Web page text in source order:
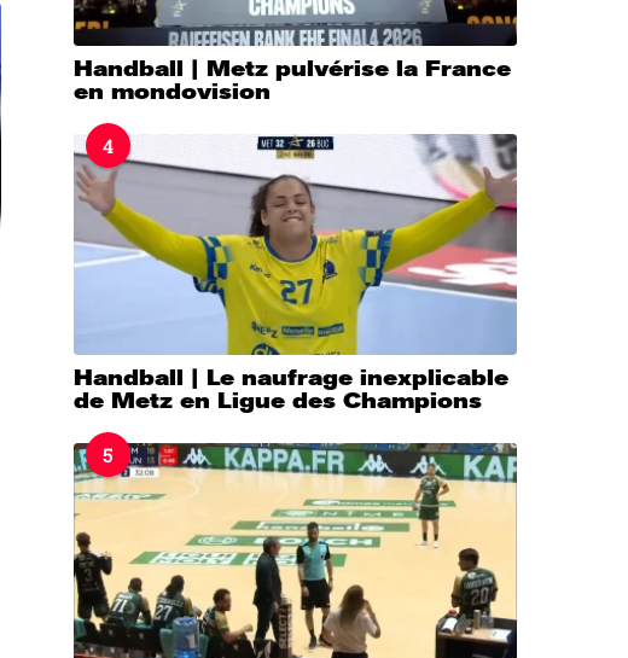
Handball | Metz pulvérise la France
en mondovision
4
Handball | Le naufrage inexplicable
de Metz en Ligue des Champions
5